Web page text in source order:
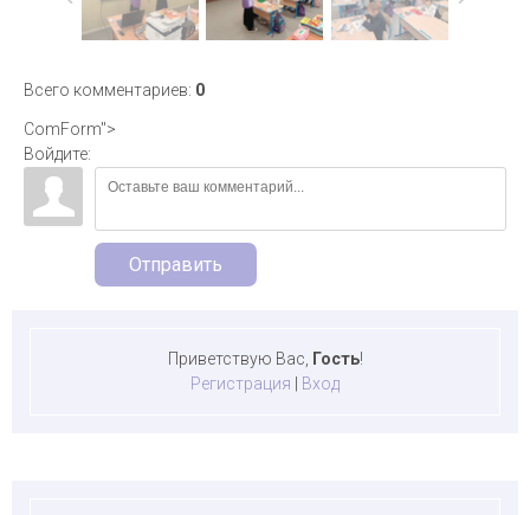
Всего комментариев: 0
ComForm">
Войдите:
Отправить
Приветствую Вас Гость!
Регистрация | Вход